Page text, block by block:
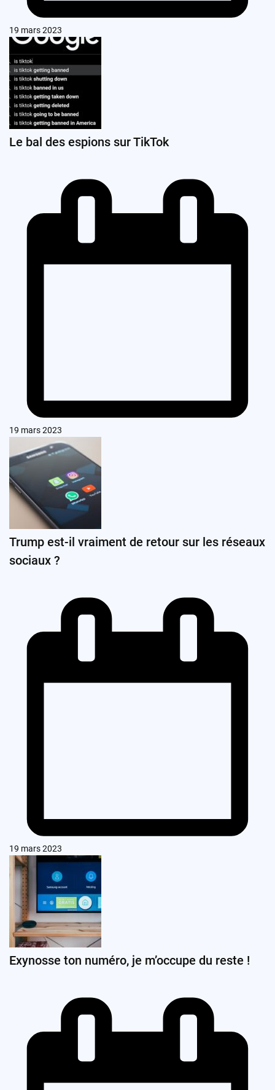
19 mars 2023
Le bal des espions sur TikTok
19 mars 2023
Trump est-il vraiment de retour sur les réseaux
sociaux ?
19 mars 2023
Exynosse ton numéro, je m’occupe du reste !